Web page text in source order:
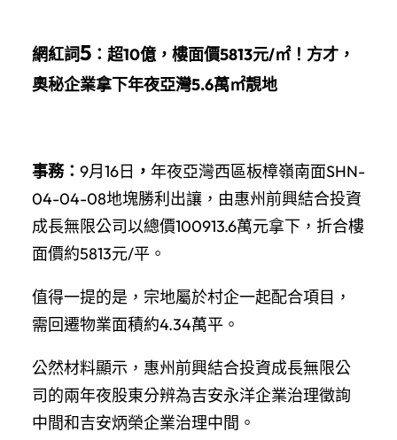
網紅詞5 ： 超10億，樓面價5813元/㎡！方才，
奧秘企業拿下年夜亞灣5.6萬㎡靚地
事務： 9月16日 ， 年夜亞灣西區板樟嶺南面SHN-
04-04-08地塊勝利出讓，由惠州前興結合投資
成長無限公司以總價100913.6萬元拿下，折合樓
面價約5813元/平。
值得一提的是，宗地屬於村企一起配合項目，
需回遷物業面積約4.34萬平。
公然材料顯示，惠州前興結合投資成長無限公
司的兩年夜股東分辨為吉安永洋企業治理徵詢
中間和吉安炳榮企業治理中間。